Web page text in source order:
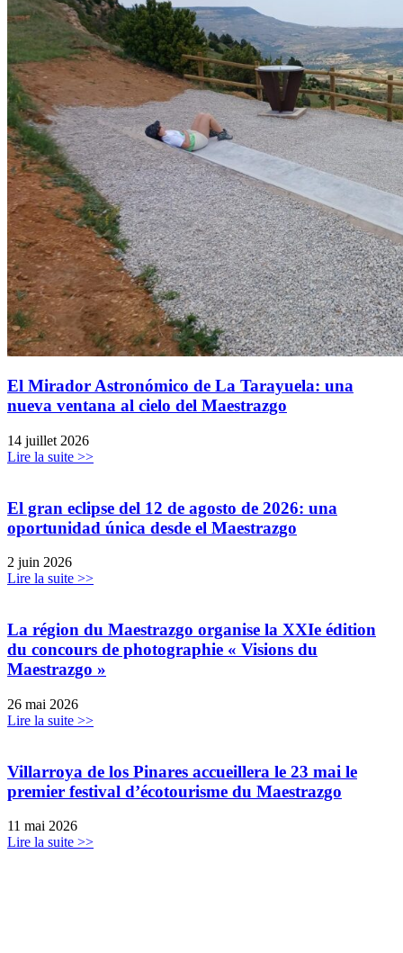
El Mirador Astronómico de La Tarayuela: una
nueva ventana al cielo del Maestrazgo
14 juillet 2026
Lire la suite >>
El gran eclipse del 12 de agosto de 2026: una
oportunidad única desde el Maestrazgo
2 juin 2026
Lire la suite >>
La région du Maestrazgo organise la XXIe édition
du concours de photographie « Visions du
Maestrazgo »
26 mai 2026
Lire la suite >>
Villarroya de los Pinares accueillera le 23 mai le
premier festival d’écotourisme du Maestrazgo
11 mai 2026
Lire la suite >>